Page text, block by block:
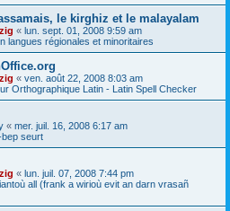
le kirghiz et le malayalam
« lun. sept. 01, 2008 9:59 am
langues régionales et minoritaires
« ven. août 22, 2008 8:03 am
Orthographique Latin - Latin Spell Checker
« mer. juil. 16, 2008 6:17 am
bep seurt
« lun. juil. 07, 2008 7:44 pm
all (frank a wirioù evit an darn vrasañ